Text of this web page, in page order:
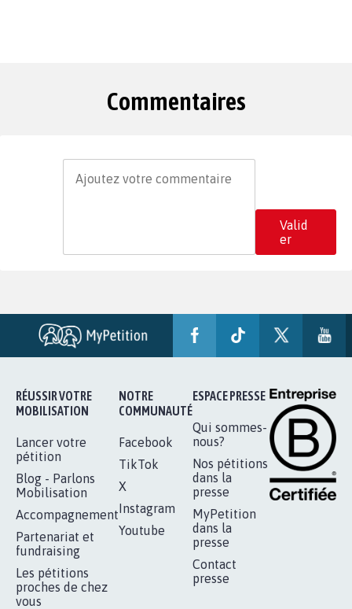
Commentaires
Valid
er
RÉUSSIR VOTRE
MOBILISATION
Lancer votre
pétition
Blog - Parlons
Mobilisation
Accompagnement
Partenariat et
fundraising
Les pétitions
proches de chez
vous
NOTRE
COMMUNAUTÉ
Facebook
TikTok
X
Instagram
Youtube
ESPACE PRESSE
Qui sommes-
nous?
Nos pétitions
dans la
presse
MyPetition
dans la
presse
Contact
presse